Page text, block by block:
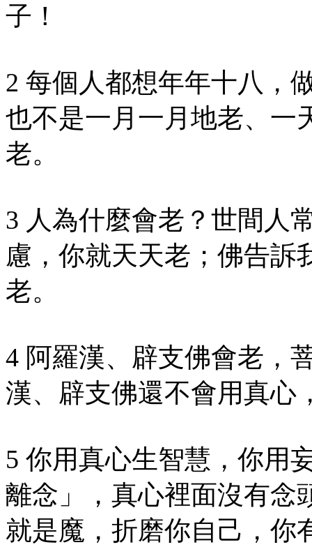
子！
2 每個人都想年年十八，
也不是一月一月地老、一
老。
3 人為什麼會老？世間人
慮，你就天天老；佛告訴
老。
4 阿羅漢、辟支佛會老，
漢、辟支佛還不會用真心
5 你用真心生智慧，你用
離念」，真心裡面沒有念
就是魔，折磨你自己，你